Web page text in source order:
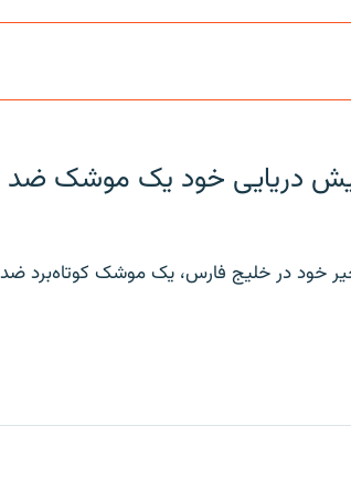
دریایی خود یک موشک ضد
خود در خلیج فارس، یک موشک کوتاه‌برد ضد